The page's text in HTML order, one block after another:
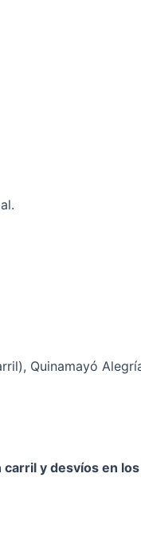
Quinamayó
carril y desvíos en